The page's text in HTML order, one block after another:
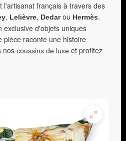
l'artisanat français à travers des
, Lelièvre, Dedarou Hermès.
exclusive d'objets uniques
pièce raconte une histoire
nos coussins de luxe et profitez